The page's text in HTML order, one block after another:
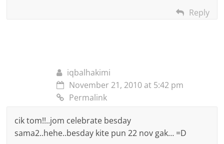
Reply
iqbalhakimi
November 21, 2010 at 5:42 pm
Permalink
cik tom!!..jom celebrate besday
sama2..hehe..besday kite pun 22 nov gak… =D